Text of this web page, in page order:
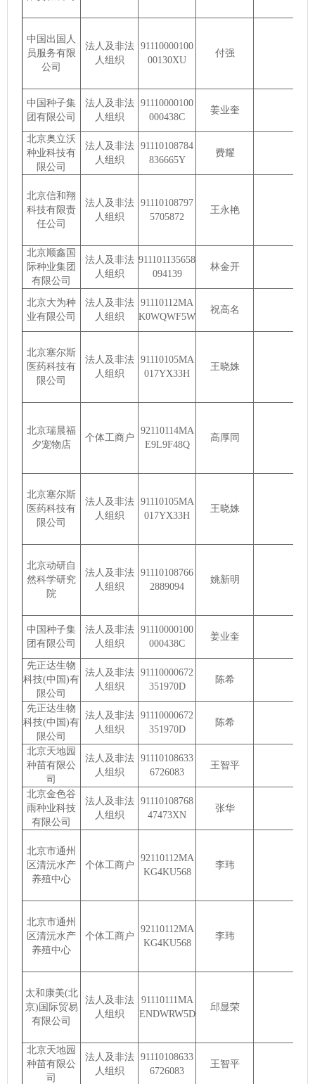
中国出国人
员服务有限
公司
法人及非法
人组织
91110000100
00130XU
付强
中国种子集
团有限公司
法人及非法
人组织
91110000100
000438C
姜业奎
北京奥立沃
种业科技有
限公司
法人及非法
人组织
91110108784
836665Y
费耀
北京信和翔
科技有限责
任公司
法人及非法
人组织
91110108797
5705872
王永艳
北京顺鑫国
际种业集团
有限公司
法人及非法
人组织
911101135658
094139
林金开
北京大为种
业有限公司
法人及非法
人组织
91110112MA
K0WQWF5W
祝高名
北京塞尔斯
医药科技有
限公司
法人及非法
人组织
91110105MA
017YX33H
王晓姝
北京瑞晨福
夕宠物店
个体工商户
92110114MA
E9L9F48Q
高厚同
北京塞尔斯
医药科技有
限公司
法人及非法
人组织
91110105MA
017YX33H
王晓姝
北京动研自
然科学研究
院
法人及非法
人组织
91110108766
2889094
姚新明
中国种子集
团有限公司
法人及非法
人组织
91110000100
000438C
姜业奎
先正达生物
科技(中国)有
限公司
法人及非法
人组织
91110000672
351970D
陈希
先正达生物
科技(中国)有
限公司
法人及非法
人组织
91110000672
351970D
陈希
北京天地园
种苗有限公
司
法人及非法
人组织
91110108633
6726083
王智平
北京金色谷
雨种业科技
有限公司
法人及非法
人组织
91110108768
47473XN
张华
北京市通州
区清沅水产
养殖中心
个体工商户
92110112MA
KG4KU568
李玮
北京市通州
区清沅水产
养殖中心
个体工商户
92110112MA
KG4KU568
李玮
太和康美(北
京)国际贸易
有限公司
法人及非法
人组织
91110111MA
ENDWRW5D
邱显荣
北京天地园
种苗有限公
司
法人及非法
人组织
91110108633
6726083
王智平